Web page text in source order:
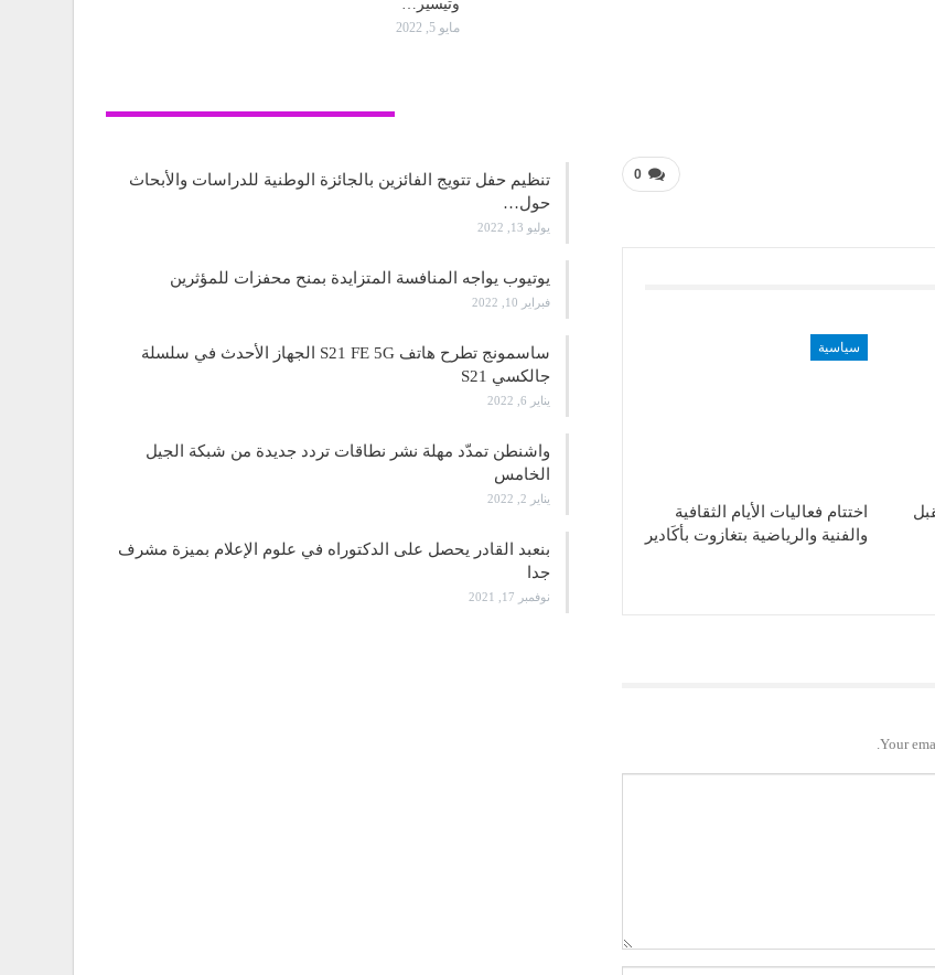
0
سياسية
اختتام فعاليات الأيام الثقافية
والفنية والرياضية بتغازوت بأكَادير
Your
وتيسير…
مايو 5, 2022
تنظيم حفل تتويج الفائزين بالجائزة الوطنية للدراسات والأبحاث
حول…
يوليو 13, 2022
يوتيوب يواجه المنافسة المتزايدة بمنح محفزات للمؤثرين
فبراير 10, 2022
ساسمونج تطرح هاتف S21 FE 5G الجهاز الأحدث في سلسلة
جالكسي S21
يناير 6, 2022
واشنطن تمدّد مهلة نشر نطاقات تردد جديدة من شبكة الجيل
الخامس
يناير 2, 2022
بنعبد القادر يحصل على الدكتوراه في علوم الإعلام بميزة مشرف
جدا
نوفمبر 17, 2021